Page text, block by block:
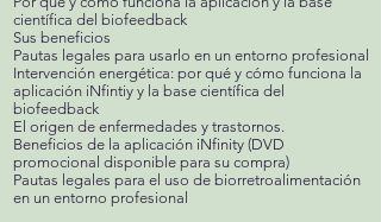
científica del biofeedback
Sus beneficios
Pautas legales para usarlo en un entorno profesional
Intervención energética: por qué y cómo funciona la
aplicación iNfintiy y la base científica del
biofeedback
El origen de enfermedades y trastornos.
Beneficios de la aplicación iNfinity (DVD
promocional disponible para su compra)
Pautas legales para el uso de biorretroalimentación
en un entorno profesional